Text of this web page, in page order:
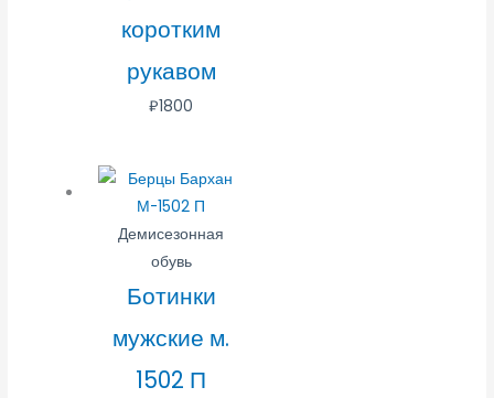
коротким
рукавом
₽1800
Демисезонная
обувь
Ботинки
мужские м.
1502 П